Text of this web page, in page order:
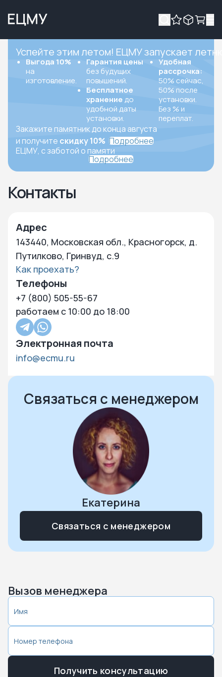
Успейте этим летом! ЕЦМУ запускает
Выгода 10%
на
изготовление.
Гарантия цены
без будущих
повышений.
Бесплатное
хранение до
удобной даты
установки.
Удобная
рассрочка:
50% сейчас,
50% после
установки.
Без % и
переплат.
Закажите памятник до конца августа
и получите скидку 10% Подробнее
ЕЦМУ, с заботой о памяти
Подробнее
Контакты
Адрес
143440, Московская обл., Красногорск, д.
Путилково, Гринвуд, с.9
Как проехать?
Телефоны
+7 (800) 505-55-67
работаем с 10:00 до 18:00
Электронная почта
info@ecmu.ru
Связаться с менеджером
Екатерина
Связаться с менеджером
Вызов менеджера
Получить консультацию